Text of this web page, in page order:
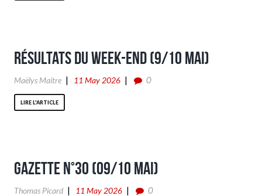
Résultats du week-end (9/10 Mai)
Maëlys Maitre 11 May 2026 0
LIRE L'ARTICLE
Gazette n°30 (09/10 Mai)
Thomas Picard 11 May 2026 0